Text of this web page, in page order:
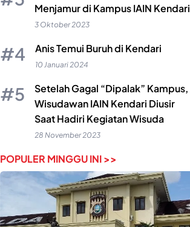
Menjamur di Kampus IAIN Kendari
3 Oktober 2023
Anis Temui Buruh di Kendari
10 Januari 2024
Setelah Gagal “Dipalak” Kampus,
Wisudawan IAIN Kendari Diusir
Saat Hadiri Kegiatan Wisuda
28 November 2023
POPULER MINGGU INI >>